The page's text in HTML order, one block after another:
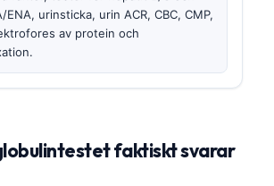
ENA, urinsticka, urin ACR, CBC, CMP,
av protein och
faktiskt svarar